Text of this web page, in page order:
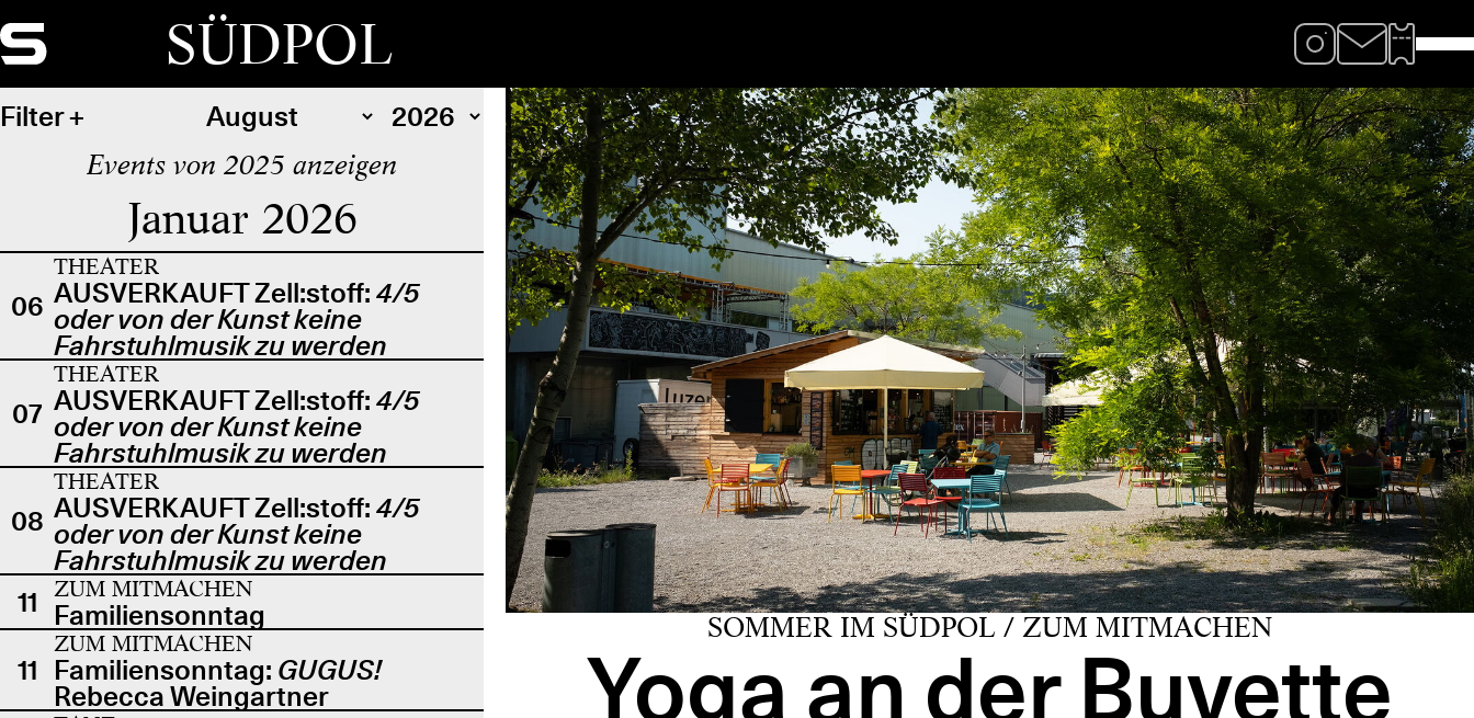
SÜDPOL
Filter
Events von 2025 anzeigen
Januar 2026
06
THEATER
AUSVERKAUFT Zell:stoff: 4/5
oder von der Kunst keine
Fahrstuhlmusik zu werden
07
THEATER
AUSVERKAUFT Zell:stoff: 4/5
oder von der Kunst keine
Fahrstuhlmusik zu werden
08
THEATER
AUSVERKAUFT Zell:stoff: 4/5
oder von der Kunst keine
Fahrstuhlmusik zu werden
11
ZUM MITMACHEN
Familiensonntag
11
ZUM MITMACHEN
Familiensonntag: GUGUS!
Rebecca Weingartner
SOMMER IM SÜDPOL / ZUM MITMACHEN
Yoga an der Buvette